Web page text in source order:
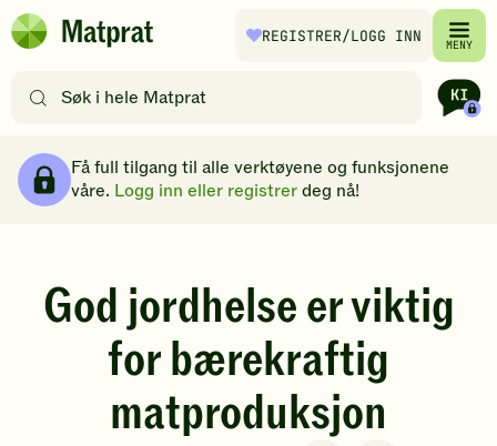
Hopp til hovedinnhold
Matprat
REGISTRER/LOGG INN MENY
etter
filtre
Få full tilgang til alle verktøyene og funksjonene
våre. Logg inn eller registrerdeg nå!
God jordhelse er viktig
for bærekraftig
matproduksjon